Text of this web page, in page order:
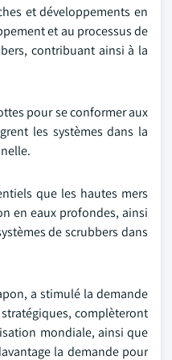
et développements en
et au processus de
contribuant ainsi à la
pour se conformer aux
les systèmes dans la
que les hautes mers
en eaux profondes, ainsi
de scrubbers dans
a stimulé la demande
complèteront
mondiale, ainsi que
la demande pour